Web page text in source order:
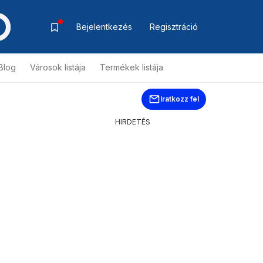
Bejelentkezés Regisztráció
Városok listája Termékek listája
Iratkozz fel
HIRDETÉS